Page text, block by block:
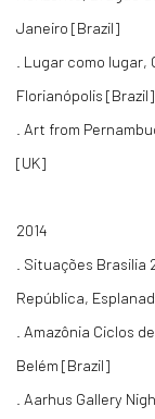
Janeiro [Brazil]
. Lugar como
Florianópolis [Brazil]
. Art from
[UK]
2014
. Situações
República,
. Amazônia Ciclos
Belém [Brazil]
. Aarhus Gallery